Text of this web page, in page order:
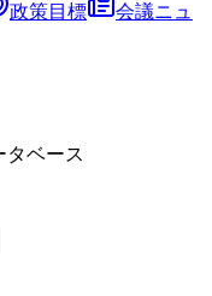
政策目標
会議ニュ
タベース